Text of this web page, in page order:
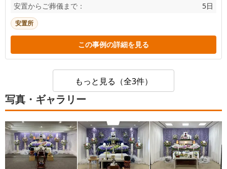
安置からご葬儀まで：
5日
安置所
この事例の詳細を見る
もっと見る（全3件）
写真・ギャラリー